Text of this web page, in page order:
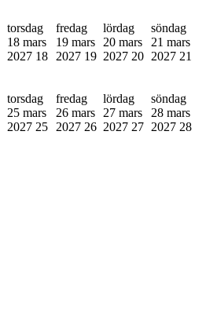
torsdag
18 mars
2027 18
fredag
19 mars
2027 19
lördag
20 mars
2027 20
söndag
21 mars
2027 21
torsdag
25 mars
2027 25
fredag
26 mars
2027 26
lördag
27 mars
2027 27
söndag
28 mars
2027 28